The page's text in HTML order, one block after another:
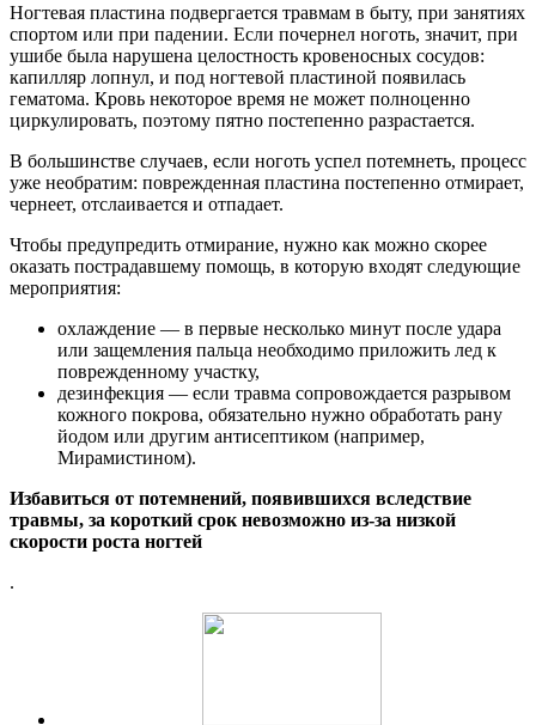
Ногтевая пластина подвергается травмам в быту, при занятиях
спортом или при падении. Если почернел ноготь, значит, при
ушибе была нарушена целостность кровеносных сосудов:
капилляр лопнул, и под ногтевой пластиной появилась
гематома. Кровь некоторое время не может полноценно
циркулировать, поэтому пятно постепенно разрастается.
В большинстве случаев, если ноготь успел потемнеть, процесс
уже необратим: поврежденная пластина постепенно отмирает,
чернеет, отслаивается и отпадает.
Чтобы предупредить отмирание, нужно как можно скорее
оказать пострадавшему помощь, в которую входят следующие
мероприятия:
охлаждение — в первые несколько минут после удара
или защемления пальца необходимо приложить лед к
поврежденному участку,
дезинфекция — если травма сопровождается разрывом
кожного покрова, обязательно нужно обработать рану
йодом или другим антисептиком (например,
Мирамистином).
Избавиться от потемнений, появившихся вследствие
травмы, за короткий срок невозможно из-за низкой
скорости роста ногтей
.